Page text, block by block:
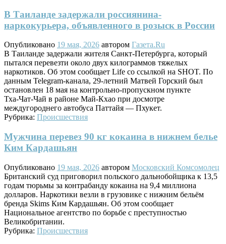
В Таиланде задержали россиянина-
наркокурьера, объявленного в розыск в России
Опубликовано 19 мая, 2026 автором Газета.Ru
В Таиланде задержали жителя Санкт‑Петербурга, который
пытался перевезти около двух килограммов тяжелых
наркотиков. Об этом сообщает Life со ссылкой на SHOT. По
данным Telegram-канала, 29‑летний Матвей Горский был
остановлен 18 мая на контрольно‑пропускном пункте
Тха‑Чат‑Чай в районе Май‑Кхао при досмотре
междугороднего автобуса Паттайя — Пхукет.
Рубрика: Происшествия
Мужчина перевез 90 кг кокаина в нижнем белье
Ким Кардашьян
Опубликовано 19 мая, 2026 автором Московский Комсомолец
Британский суд приговорил польского дальнобойщика к 13,5
годам тюрьмы за контрабанду кокаина на 9,4 миллиона
долларов. Наркотики везли в грузовике с нижним бельём
бренда Skims Ким Кардашьян. Об этом сообщает
Национальное агентство по борьбе с преступностью
Великобритании.
Рубрика: Происшествия